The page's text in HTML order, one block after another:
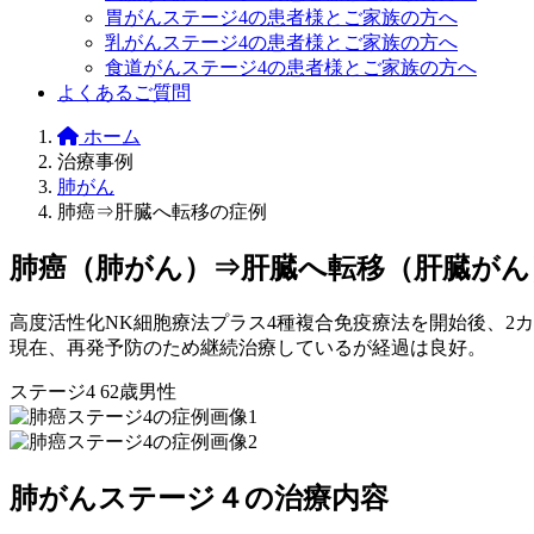
胃がんステージ4の患者様とご家族の方へ
乳がんステージ4の患者様とご家族の方へ
食道がんステージ4の患者様とご家族の方へ
よくあるご質問
ホーム
治療事例
肺がん
肺癌⇒肝臓へ転移の症例
肺癌（肺がん）⇒肝臓へ転移（肝臓がん
高度活性化NK細胞療法プラス4種複合免疫療法を開始後、2カ
現在、再発予防のため継続治療しているが経過は良好。
ステージ4 62歳男性
肺がんステージ４の治療内容